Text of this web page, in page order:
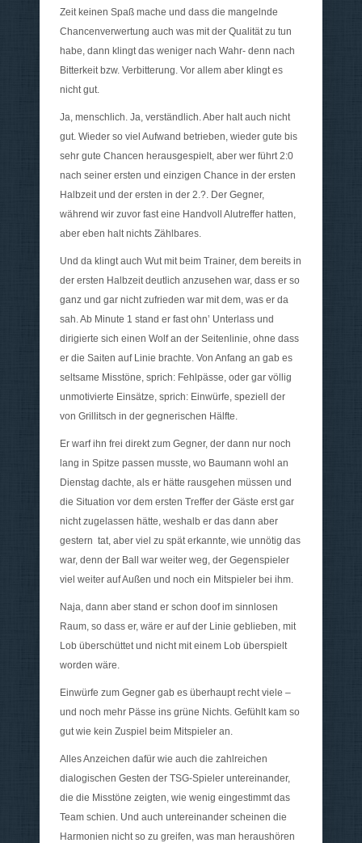
Zeit keinen Spaß mache und dass die mangelnde
Chancenverwertung auch was mit der Qualität zu tun
habe, dann klingt das weniger nach Wahr- denn nach
Bitterkeit bzw. Verbitterung. Vor allem aber klingt es
nicht gut.
Ja, menschlich. Ja, verständlich. Aber halt auch nicht
gut. Wieder so viel Aufwand betrieben, wieder gute bis
sehr gute Chancen herausgespielt, aber wer führt 2:0
nach seiner ersten und einzigen Chance in der ersten
Halbzeit und der ersten in der 2.?. Der Gegner,
während wir zuvor fast eine Handvoll Alutreffer hatten,
aber eben halt nichts Zählbares.
Und da klingt auch Wut mit beim Trainer, dem bereits in
der ersten Halbzeit deutlich anzusehen war, dass er so
ganz und gar nicht zufrieden war mit dem, was er da
sah. Ab Minute 1 stand er fast ohn’ Unterlass und
dirigierte sich einen Wolf an der Seitenlinie, ohne dass
er die Saiten auf Linie brachte. Von Anfang an gab es
seltsame Misstöne, sprich: Fehlpässe, oder gar völlig
unmotivierte Einsätze, sprich: Einwürfe, speziell der
von Grillitsch in der gegnerischen Hälfte.
Er warf ihn frei direkt zum Gegner, der dann nur noch
lang in Spitze passen musste, wo Baumann wohl an
Dienstag dachte, als er hätte rausgehen müssen und
die Situation vor dem ersten Treffer der Gäste erst gar
nicht zugelassen hätte, weshalb er das dann aber
gestern tat, aber viel zu spät erkannte, wie unnötig das
war, denn der Ball war weiter weg, der Gegenspieler
viel weiter auf Außen und noch ein Mitspieler bei ihm.
Naja, dann aber stand er schon doof im sinnlosen
Raum, so dass er, wäre er auf der Linie geblieben, mit
Lob überschüttet und nicht mit einem Lob überspielt
worden wäre.
Einwürfe zum Gegner gab es überhaupt recht viele –
und noch mehr Pässe ins grüne Nichts. Gefühlt kam so
gut wie kein Zuspiel beim Mitspieler an.
Alles Anzeichen dafür wie auch die zahlreichen
dialogischen Gesten der TSG-Spieler untereinander,
die die Misstöne zeigten, wie wenig eingestimmt das
Team schien. Und auch untereinander scheinen die
Harmonien nicht so zu greifen, was man heraushören